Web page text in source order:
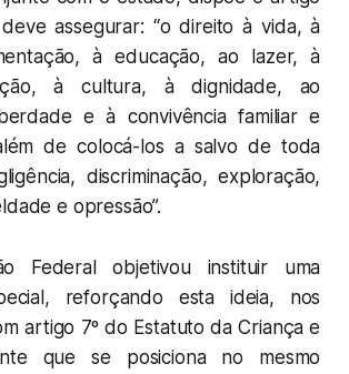
assegurar: “o direito à vida, à
à educação, ao lazer, à
à cultura, à dignidade, ao
e à convivência familiar e
de colocá-los a salvo de toda
discriminação, exploração,
e opressão”.
Federal objetivou instituir uma
reforçando esta ideia, nos
artigo 7º do Estatuto da Criança e
que se posiciona no mesmo